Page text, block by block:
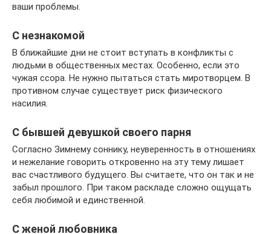
ваши проблемы.
С незнакомой
В ближайшие дни не стоит вступать в конфликты с
людьми в общественных местах. Особенно, если это
чужая ссора. Не нужно пытаться стать миротворцем. В
противном случае существует риск физического
насилия.
С бывшей девушкой своего парня
Согласно Зимнему соннику, неуверенность в отношениях
и нежелание говорить откровенно на эту тему лишает
вас счастливого будущего. Вы считаете, что он так и не
забыл прошлого. При таком раскладе сложно ощущать
себя любимой и единственной.
С женой любовника